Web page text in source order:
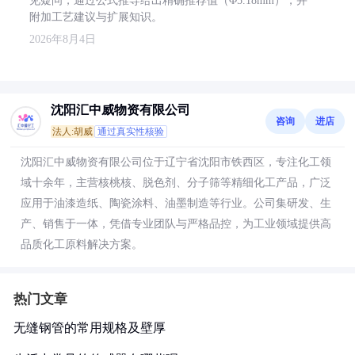
附加工艺建议与扩展知识。
2026年8月4日
沈阳汇中威物资有限公司
法人:胡威 通过真实性核验
咨询 进店
沈阳汇中威物资有限公司位于辽宁省沈阳市铁西区，专注化工领
域十余年，主营核桃核、脱色剂、分子筛等精细化工产品，广泛
应用于油漆造纸、陶瓷涂料、油墨制造等行业。公司集研发、生
产、销售于一体，凭借专业团队与严格品控，为工业领域提供高
品质化工原料解决方案。
热门文章
无缝钢管的常用规格及壁厚